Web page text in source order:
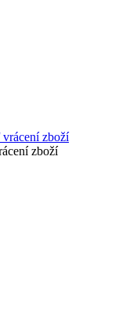
vrácení zboží
zboží